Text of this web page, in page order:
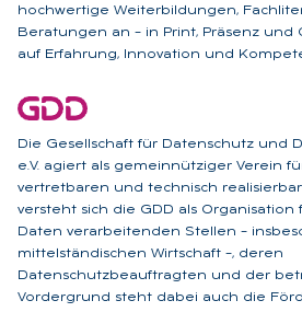
hochwertige Weiterbildungen,
Beratungen an – in Print, Präsenz und
auf Erfahrung, Innovation und
Die Gesellschaft für Datenschutz und
e.V. agiert als gemeinnütziger Verein
vertretbaren und technisch
versteht sich die GDD als
Daten verarbeitenden Stellen –
mittelständischen Wirtschaft –, deren
Datenschutzbeauftragten und der
Vordergrund steht dabei auch die